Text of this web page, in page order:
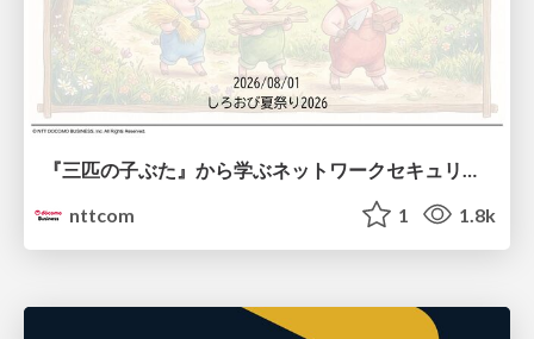
nttcom
1 1.8k